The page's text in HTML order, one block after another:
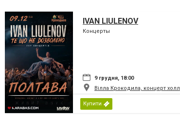
IVAN LIULENOV
Концерты
9 грудня, 18:00
Вілла Крокодила, концерт холл
Купити